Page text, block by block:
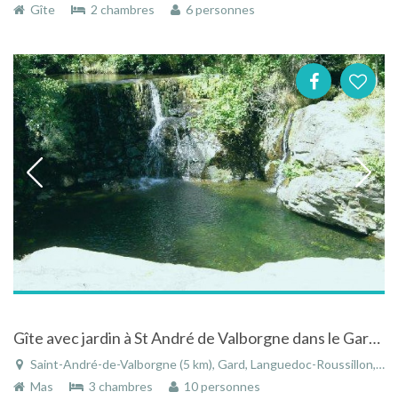
Gîte
2 chambres 6 personnes
Gîte avec jardin à St André de Valborgne dans le Gard dans le Languedoc-Roussillon
Saint-André-de-Valborgne (5 km), Gard, Languedoc-Roussillon, Occitanie, France
Mas
3 chambres 10 personnes